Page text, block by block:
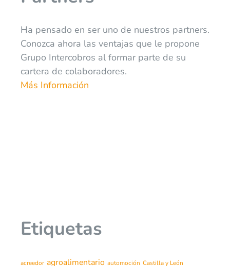
Ha pensado en ser uno de nuestros partners.
Conozca ahora las ventajas que le propone
Grupo Intercobros al formar parte de su
cartera de colaboradores.
Más Información
Etiquetas
acreedor agroalimentario automoción Castilla y León